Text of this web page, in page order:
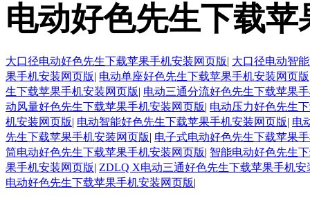
电动好色先生下载
大口径电动好色先生下载苹果手机安装网页版| 大口径电动智
果手机安装网页版| 电动单座好色先生下载苹果手机安装网页版
生下载苹果手机安装网页版| 电动三通分流好色先生下载苹果
动风量好色先生下载苹果手机安装网页版| 电动压力好色先生
机安装网页版| 电动智能好色先生下载苹果手机安装网页版| 电
先生下载苹果手机安装网页版| 电子式电动好色先生下载苹果
筒电动好色先生下载苹果手机安装网页版| 智能电动好色先生
果手机安装网页版| ZDLQ X电动三通好色先生下载苹果手机安
电动好色先生下载苹果手机安装网页版|